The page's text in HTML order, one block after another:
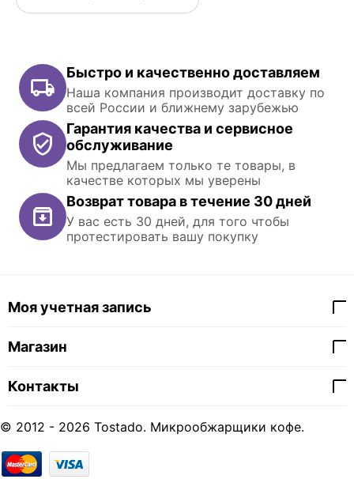
Быстро и качественно доставляем
Наша компания производит доставку по
всей России и ближнему зарубежью
Гарантия качества и сервисное
обслуживание
Мы предлагаем только те товары, в
качестве которых мы уверены
Возврат товара в течение 30 дней
У вас есть 30 дней, для того чтобы
протестировать вашу покупку
Моя учетная запись
Магазин
Контакты
© 2012 - 2026 Tostado. Микрообжарщики кофе.